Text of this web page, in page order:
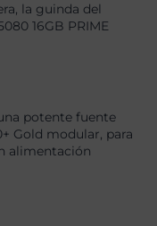
la guinda del
16GB PRIME
potente fuente
Gold modular, para
alimentación